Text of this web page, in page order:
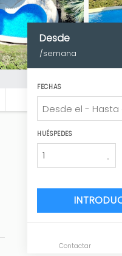
Desde
/semana
FECHAS
HUÉSPEDES
1
Contactar